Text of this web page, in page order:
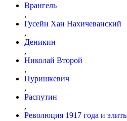
Врангель
,
Гусейн Хан Нахичеванский
,
Деникин
,
Николай Второй
,
Пуришкевич
,
Распутин
,
Революция 1917 года и